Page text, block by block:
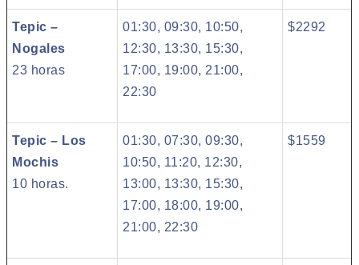
Tepic –
Nogales
23 horas
01:30, 09:30, 10:50,
12:30, 13:30, 15:30,
17:00, 19:00, 21:00,
22:30
$2292
Tepic – Los
Mochis
10 horas.
01:30, 07:30, 09:30,
10:50, 11:20, 12:30,
13:00, 13:30, 15:30,
17:00, 18:00, 19:00,
21:00, 22:30
$1559